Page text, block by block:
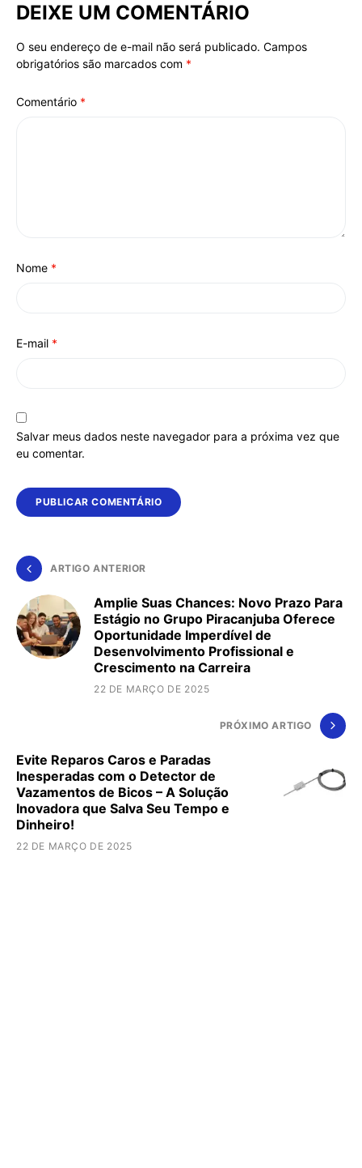
DEIXE UM COMENTÁRIO
O seu endereço de e-mail não será publicado. Campos
obrigatórios são marcados com *
Comentário *
Nome *
E-mail *
Salvar meus dados neste navegador para a próxima vez que
eu comentar.
Alternative:
ARTIGO ANTERIOR
Amplie Suas Chances: Novo Prazo Para
Estágio no Grupo Piracanjuba Oferece
Oportunidade Imperdível de
Desenvolvimento Profissional e
Crescimento na Carreira
22 DE MARÇO DE 2025
PRÓXIMO ARTIGO
Evite Reparos Caros e Paradas
Inesperadas com o Detector de
Vazamentos de Bicos – A Solução
Inovadora que Salva Seu Tempo e
Dinheiro!
22 DE MARÇO DE 2025